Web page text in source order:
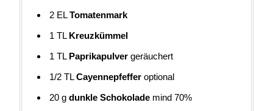
2 EL Tomatenmark
1 TL Kreuzkümmel
1 TL Paprikapulver geräuchert
1/2 TL Cayennepfeffer optional
20 g dunkle Schokolade mind 70%